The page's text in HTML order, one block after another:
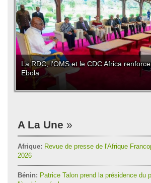
La RDC, l'OMS et le CDC Africa
Ebola
A La Une
Afrique: Revue de presse de l'Afrique
2026
Bénin: Patrice Talon prend la présidence du